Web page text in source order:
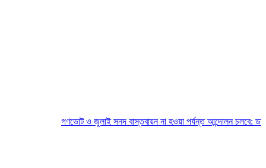
গণভোট ও জুলাই সনদ বাস্তবায়ন না হওয়া পর্যন্ত আন্দোলন চলবে: ডা: রিয়াজ